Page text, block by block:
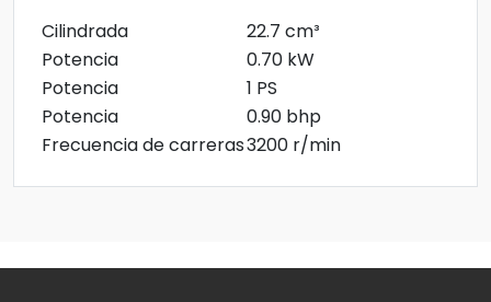
Cilindrada
22.7 cm³
Potencia
0.70 kW
Potencia
1 PS
Potencia
0.90 bhp
Frecuencia de carreras3200 r/min